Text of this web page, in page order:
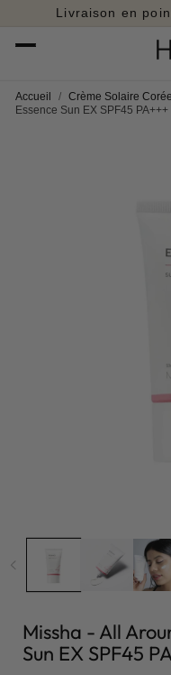
passer
au
Livraison en
Accueil / Crème Solaire
Essence Sun EX SPF45 PA+++
Missha - All
Sun EX SPF45